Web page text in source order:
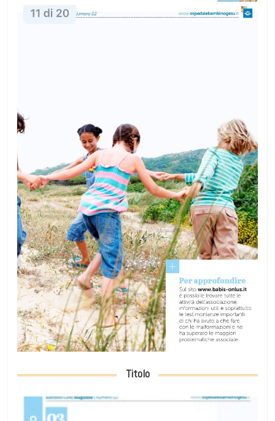
Titolo